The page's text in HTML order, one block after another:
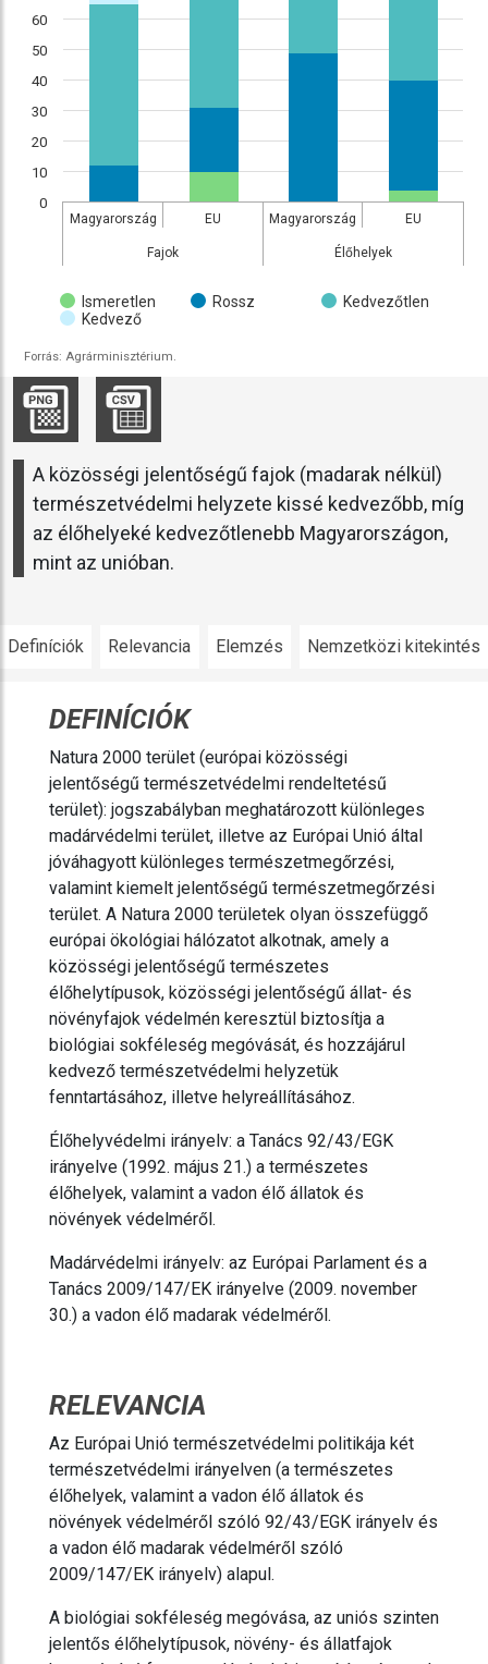
Forrás: Agrárminisztérium.
Ismeretlen Rossz
Kedvezőtlen
Kedvező
Magyarország
Fajok
EU Magyarország
Élőhelyek
EU
0
10
20
30
40
50
60
A közösségi jelentőségű fajok (madarak nélkül)
természetvédelmi helyzete kissé kedvezőbb, míg
az élőhelyeké kedvezőtlenebb Magyarországon,
mint az unióban.
Definíciók Relevancia Elemzés Nemzetközi kitekintés
DEFINÍCIÓK
Natura 2000 terület (európai közösségi
jelentőségű természetvédelmi rendeltetésű
terület): jogszabályban meghatározott különleges
madárvédelmi terület, illetve az Európai Unió által
jóváhagyott különleges természetmegőrzési,
valamint kiemelt jelentőségű természetmegőrzési
terület. A Natura 2000 területek olyan összefüggő
európai ökológiai hálózatot alkotnak, amely a
közösségi jelentőségű természetes
élőhelytípusok, közösségi jelentőségű állat- és
növényfajok védelmén keresztül biztosítja a
biológiai sokféleség megóvását, és hozzájárul
kedvező természetvédelmi helyzetük
fenntartásához, illetve helyreállításához.
Élőhelyvédelmi irányelv: a Tanács 92/43/EGK
irányelve (1992. május 21.) a természetes
élőhelyek, valamint a vadon élő állatok és
növények védelméről.
Madárvédelmi irányelv: az Európai Parlament és a
Tanács 2009/147/EK irányelve (2009. november
30.) a vadon élő madarak védelméről.
RELEVANCIA
Az Európai Unió természetvédelmi politikája két
természetvédelmi irányelven (a természetes
élőhelyek, valamint a vadon élő állatok és
növények védelméről szóló 92/43/EGK irányelv és
a vadon élő madarak védelméről szóló
2009/147/EK irányelv) alapul.
A biológiai sokféleség megóvása, az uniós szinten
jelentős élőhelytípusok, növény- és állatfajok